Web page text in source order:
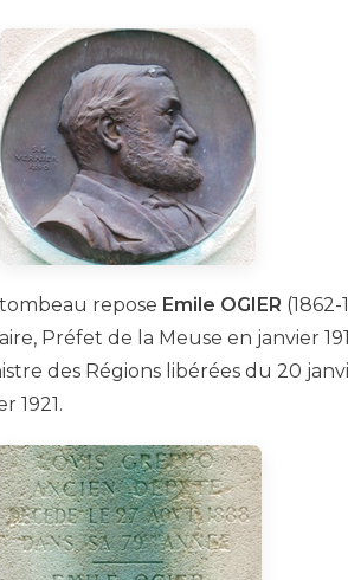
repose Emile OGIER (1862-
Préfet de la Meuse en janvier
des Régions libérées du 20
1921.